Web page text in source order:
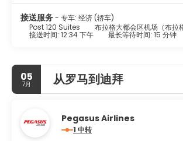
接送服务- 专车: 经济 (轿车)
Post 120 Suites
布拉格大都会区机场（布拉
接送时间: 12:34 下午 最长等待时间: 15 分钟
05
7月 从罗马到迪拜
Pegasus Airlines
1 中转